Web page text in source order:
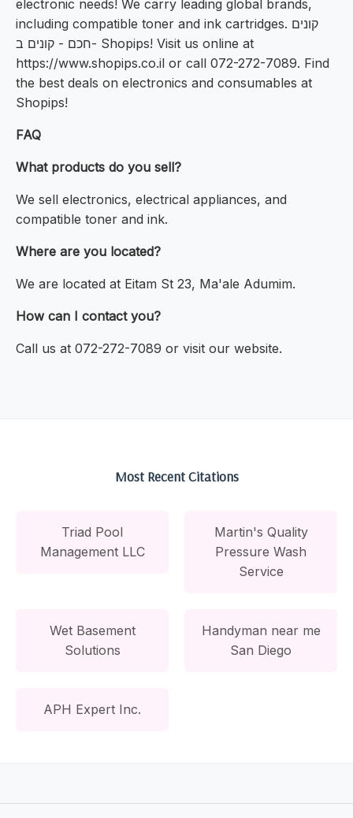
electronic needs! We carry leading global brands,
including compatible toner and ink cartridges. קונים
חכם - קונים ב- Shopips! Visit us online at
https://www.shopips.co.il or call 072-272-7089. Find
the best deals on electronics and consumables at
Shopips!
FAQ
What products do you sell?
We sell electronics, electrical appliances, and
compatible toner and ink.
Where are you located?
We are located at Eitam St 23, Ma'ale Adumim.
How can I contact you?
Call us at 072-272-7089 or visit our website.
Most Recent Citations
Triad Pool
Management LLC
Martin's Quality
Pressure Wash
Service
Wet Basement
Solutions
Handyman near me
San Diego
APH Expert Inc.